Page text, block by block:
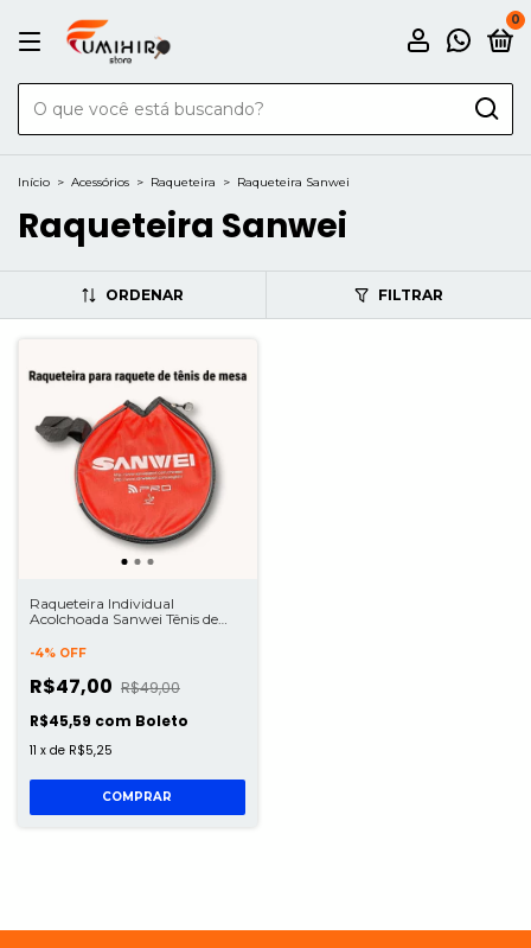
0
Início > Acessórios > Raqueteira > Raqueteira Sanwei
Raqueteira Sanwei
ORDENAR FILTRAR
Raqueteira Individual
Acolchoada Sanwei Tênis de
-4% OFF
R$47,00 R$49,00
R$45,59 com Boleto
11 x de R$5,25